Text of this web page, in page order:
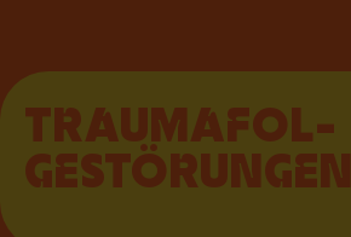
TRAUMA­FOL­
GE­STÖ­RUNGEN